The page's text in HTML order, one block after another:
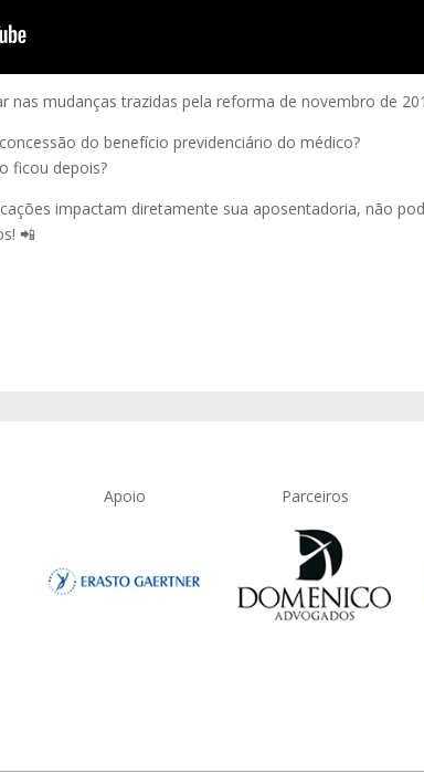
nas mudanças trazidas pela reforma de novembro de
do benefício previdenciário do médico?
ficou depois?
impactam diretamente sua aposentadoria, não
📲
Apoio Parceiros